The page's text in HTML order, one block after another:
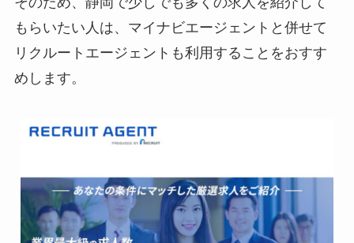
もらいたい人は、マイナビエージェントと併せて
リクルートエージェントも利用することをおすす
めします。